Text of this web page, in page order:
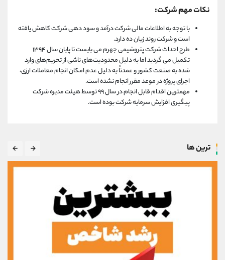
نکات مهم شرکت:
با توجه به اطلاعات مالی شرکت درآمد و سود دهی شرکت کاهش یافته‌
است و شرکت روند زیان ده دارد.
طرح احداث شرکت پتروشیمی جهرم می بایست تا پایان سال ۱۳۹۴
تکمیل می گردید اما به دلیل محدودیت‌های ناشی از تحریم‌های وارد
شده به صنعت کشور و عمدتاً به دلیل عدم امکان انجام معاملات ارزی،
اجرای پروژه در موعد مقرر انجام نشده است.
مهمترین اقدام قابل انجام در سال ۹۹ توسط هیئت مدیره شرکت
پیگیری افزایش سرمایه شرکت بوده است.
ترین ها